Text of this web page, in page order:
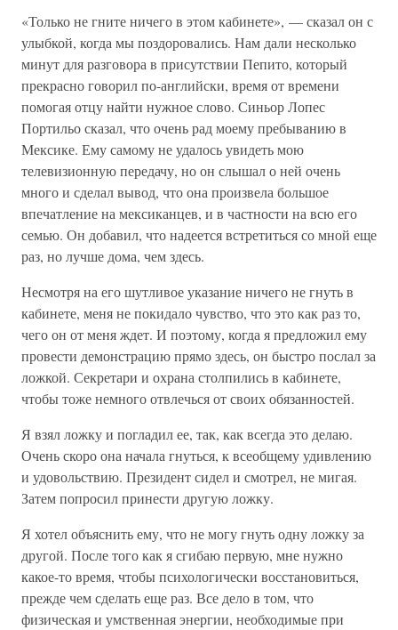
«Только не гните ничего в этом кабинете», — сказал он с
улыбкой, когда мы поздоровались. Нам дали несколько
минут для разговора в присутствии Пепито, который
прекрасно говорил по-английски, время от времени
помогая отцу найти нужное слово. Синьор Лопес
Портильо сказал, что очень рад моему пребыванию в
Мексике. Ему самому не удалось увидеть мою
телевизионную передачу, но он слышал о ней очень
много и сделал вывод, что она произвела большое
впечатление на мексиканцев, и в частности на всю его
семью. Он добавил, что надеется встретиться со мной еще
раз, но лучше дома, чем здесь.
Несмотря на его шутливое указание ничего не гнуть в
кабинете, меня не покидало чувство, что это как раз то,
чего он от меня ждет. И поэтому, когда я предложил ему
провести демонстрацию прямо здесь, он быстро послал за
ложкой. Секретари и охрана столпились в кабинете,
чтобы тоже немного отвлечься от своих обязанностей.
Я взял ложку и погладил ее, так, как всегда это делаю.
Очень скоро она начала гнуться, к всеобщему удивлению
и удовольствию. Президент сидел и смотрел, не мигая.
Затем попросил принести другую ложку.
Я хотел объяснить ему, что не могу гнуть одну ложку за
другой. После того как я сгибаю первую, мне нужно
какое-то время, чтобы психологически восстановиться,
прежде чем сделать еще раз. Все дело в том, что
физическая и умственная энергии, необходимые при